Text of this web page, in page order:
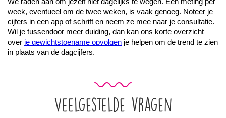
week, eventueel om de twee weken, is vaak genoeg. Noteer je
cijfers in een app of schrift en neem ze mee naar je consultatie.
Wil je tussendoor meer duiding, dan kan ons korte overzicht
over je gewichtstoename opvolgen je helpen om de trend te zien
in plaats van de dagcijfers.
Veelgestelde vragen